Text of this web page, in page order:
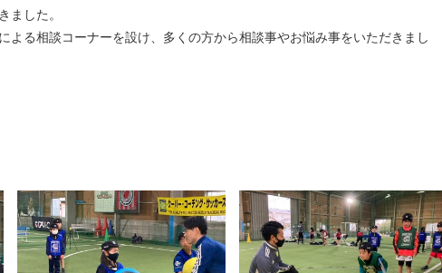
ました。
よる相談コーナーを設け、多くの方から相談事やお悩み事をいただきまし